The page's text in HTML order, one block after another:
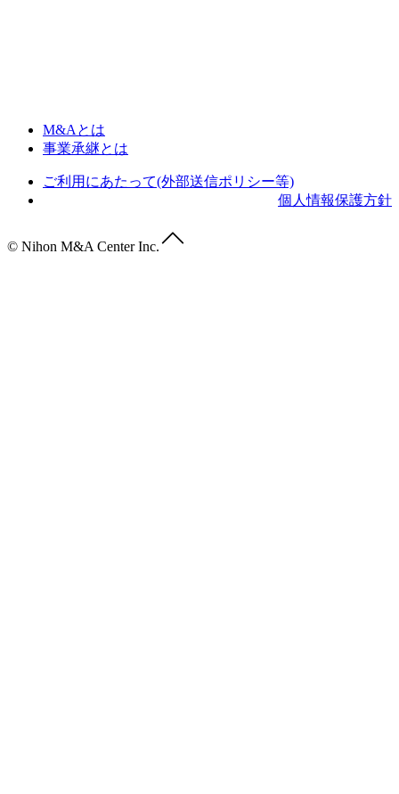
M&Aとは
事業承継とは
ご利用にあたって(外部送信ポリシー等)
個人情報保護方針
© Nihon M&A Center Inc.